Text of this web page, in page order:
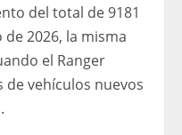
del total de 9181
2026, la misma
el Ranger
de vehículos nuevos